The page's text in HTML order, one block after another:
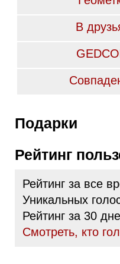
В
Подарки
Рейтинг
Рейтинг за все
Уникальных
Рейтинг за 30
Cмотреть, кто